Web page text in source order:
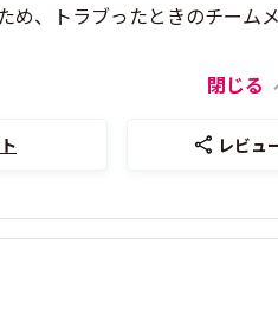
め、トラブったときのチーム
閉じる
レビュ